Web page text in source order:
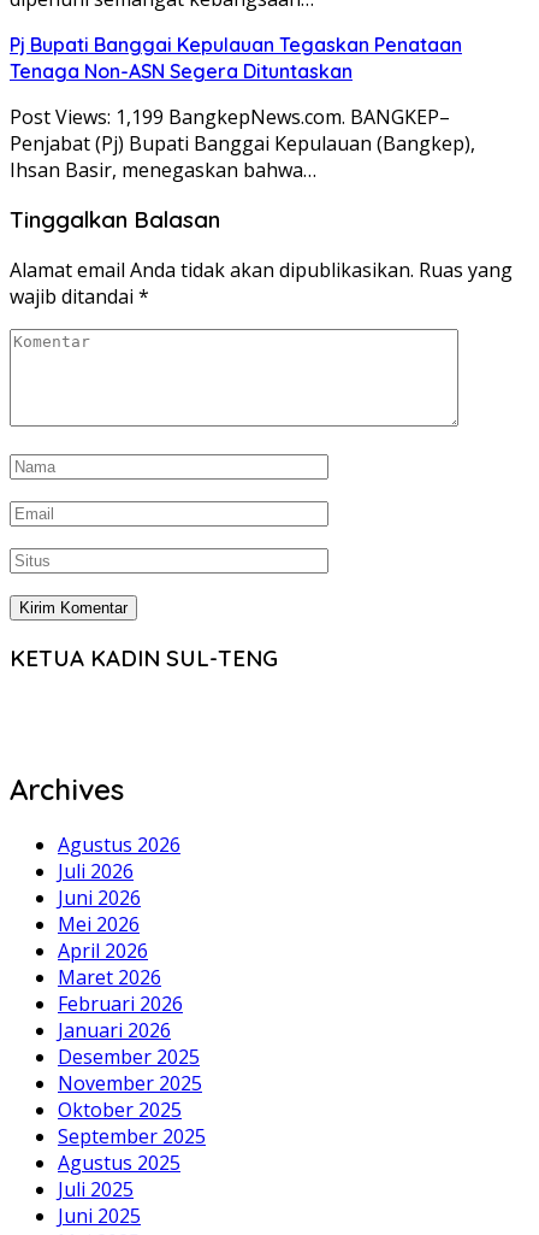
Pj Bupati Banggai Kepulauan Tegaskan Penataan
Tenaga Non-ASN Segera Dituntaskan
Post Views: 1,199 BangkepNews.com. BANGKEP–
Penjabat (Pj) Bupati Banggai Kepulauan (Bangkep),
Ihsan Basir, menegaskan bahwa…
Tinggalkan Balasan
Alamat email Anda tidak akan dipublikasikan. Ruas yang
wajib ditandai *
KETUA KADIN SUL-TENG
Archives
Agustus 2026
Juli 2026
Juni 2026
Mei 2026
April 2026
Maret 2026
Februari 2026
Januari 2026
Desember 2025
November 2025
Oktober 2025
September 2025
Agustus 2025
Juli 2025
Juni 2025